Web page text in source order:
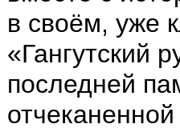
в своём, уже
«Гангутский
последней